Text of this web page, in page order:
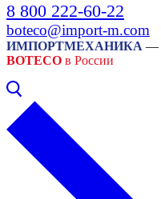
8 800 222-60-22
boteco@import-m.com
ИМПОРТМЕХАНИКА —
BOTECO в России